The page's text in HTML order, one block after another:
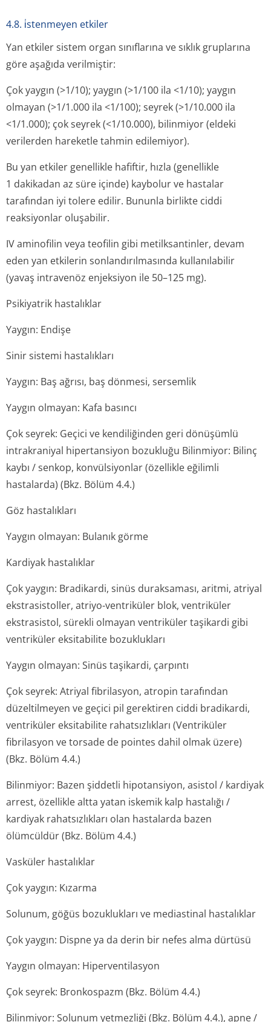
4.8. i̇stenmeyen etkiler
Yan etkiler sistem organ sınıflarına ve sıklık gruplarına
göre aşağıda verilmiştir:
Çok yaygın (>1/10); yaygın (>1/100 ila <1/10); yaygın
olmayan (>1/1.000 ila <1/100); seyrek (>1/10.000 ila
<1/1.000); çok seyrek (<1/10.000), bilinmiyor (eldeki
verilerden hareketle tahmin edilemiyor).
Bu yan etkiler genellikle hafiftir, hızla (genellikle
1 dakikadan az süre içinde) kaybolur ve hastalar
tarafından iyi tolere edilir. Bununla birlikte ciddi
reaksiyonlar oluşabilir.
IV aminofilin veya teofilin gibi metilksantinler, devam
eden yan etkilerin sonlandırılmasında kullanılabilir
(yavaş intravenöz enjeksiyon ile 50–125 mg).
Psikiyatrik hastalıklar
Yaygın: Endişe
Sinir sistemi hastalıkları
Yaygın: Baş ağrısı, baş dönmesi, sersemlik
Yaygın olmayan: Kafa basıncı
Çok seyrek: Geçici ve kendiliğinden geri dönüşümlü
intrakraniyal hipertansiyon bozukluğu Bilinmiyor: Bilinç
kaybı / senkop, konvülsiyonlar (özellikle eğilimli
hastalarda) (Bkz. Bölüm 4.4.)
Göz hastalıkları
Yaygın olmayan: Bulanık görme
Kardiyak hastalıklar
Çok yaygın: Bradikardi, sinüs duraksaması, aritmi, atriyal
ekstrasistoller, atriyo-ventriküler blok, ventriküler
ekstrasistol, sürekli olmayan ventriküler taşikardi gibi
ventriküler eksitabilite bozuklukları
Yaygın olmayan: Sinüs taşikardi, çarpıntı
Çok seyrek: Atriyal fibrilasyon, atropin tarafından
düzeltilmeyen ve geçici pil gerektiren ciddi bradikardi,
ventriküler eksitabilite rahatsızlıkları (Ventriküler
fibrilasyon ve torsade de pointes dahil olmak üzere)
(Bkz. Bölüm 4.4.)
Bilinmiyor: Bazen şiddetli hipotansiyon, asistol / kardiyak
arrest, özellikle altta yatan iskemik kalp hastalığı /
kardiyak rahatsızlıkları olan hastalarda bazen
ölümcüldür (Bkz. Bölüm 4.4.)
Vasküler hastalıklar
Çok yaygın: Kızarma
Solunum, göğüs bozuklukları ve mediastinal hastalıklar
Çok yaygın: Dispne ya da derin bir nefes alma dürtüsü
Yaygın olmayan: Hiperventilasyon
Çok seyrek: Bronkospazm (Bkz. Bölüm 4.4.)
Bilinmiyor: Solunum yetmezliği (Bkz. Bölüm 4.4.), apne /